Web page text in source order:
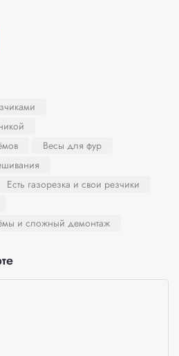
Весы для фур
Есть газорезка и свои резчики
и сложный демонтаж